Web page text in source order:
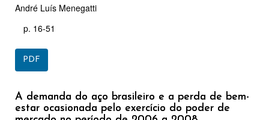
André Luís Menegatti
p. 16-51
PDF
A demanda do aço brasileiro e a perda de bem-
estar ocasionada pelo exercício do poder de